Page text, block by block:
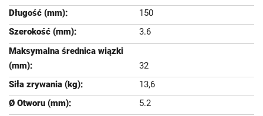
150
3.6
32
13,6
5.2